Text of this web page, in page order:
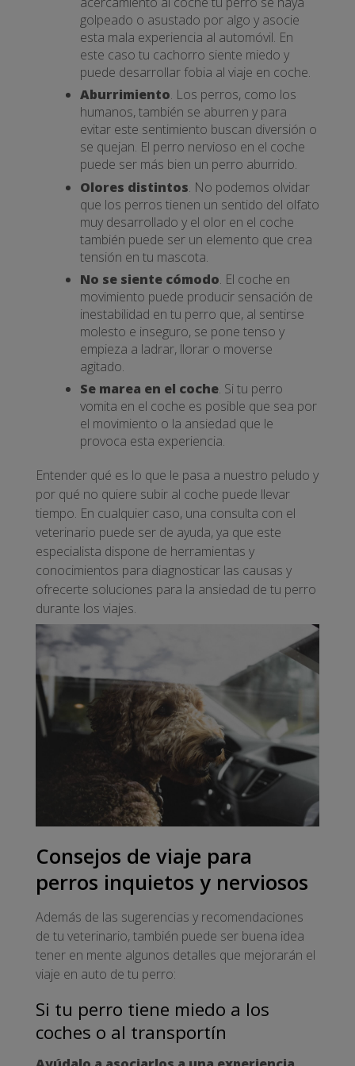
golpeado o asustado por algo y asocie
esta mala experiencia al automóvil. En
este caso tu cachorro siente miedo y
puede desarrollar fobia al viaje en coche.
Aburrimiento. Los perros, como los
humanos, también se aburren y para
evitar este sentimiento buscan diversión o
se quejan. El perro nervioso en el coche
puede ser más bien un perro aburrido.
Olores distintos. No podemos olvidar
que los perros tienen un sentido del olfato
muy desarrollado y el olor en el coche
también puede ser un elemento que crea
tensión en tu mascota.
No se siente cómodo. El coche en
movimiento puede producir sensación de
inestabilidad en tu perro que, al sentirse
molesto e inseguro, se pone tenso y
empieza a ladrar, llorar o moverse
agitado.
Se marea en el coche. Si tu perro
vomita en el coche es posible que sea por
el movimiento o la ansiedad que le
provoca esta experiencia.
Entender qué es lo que le pasa a nuestro peludo y
por qué no quiere subir al coche puede llevar
tiempo. En cualquier caso, una consulta con el
veterinario puede ser de ayuda, ya que este
especialista dispone de herramientas y
conocimientos para diagnosticar las causas y
ofrecerte soluciones para la ansiedad de tu perro
durante los viajes.
Consejos de viaje para
perros inquietos y nerviosos
Además de las sugerencias y recomendaciones
de tu veterinario, también puede ser buena idea
tener en mente algunos detalles que mejorarán el
viaje en auto de tu perro:
Si tu perro tiene miedo a los
coches o al transportín